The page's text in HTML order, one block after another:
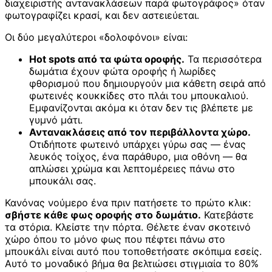
διαχειριστής αντανακλάσεων παρά φωτογράφος» όταν
φωτογραφίζει κρασί, και δεν αστειεύεται.
Οι δύο μεγαλύτεροι «δολοφόνοι» είναι:
Hot spots από τα φώτα οροφής. Τα περισσότερα
δωμάτια έχουν φώτα οροφής ή λωρίδες
φθορισμού που δημιουργούν μια κάθετη σειρά από
φωτεινές κουκκίδες στο πλάι του μπουκαλιού.
Εμφανίζονται ακόμα κι όταν δεν τις βλέπετε με
γυμνό μάτι.
Αντανακλάσεις από τον περιβάλλοντα χώρο.
Οτιδήποτε φωτεινό υπάρχει γύρω σας — ένας
λευκός τοίχος, ένα παράθυρο, μια οθόνη — θα
απλώσει χρώμα και λεπτομέρειες πάνω στο
μπουκάλι σας.
Κανόνας νούμερο ένα πριν πατήσετε το πρώτο κλικ:
σβήστε κάθε φως οροφής στο δωμάτιο. Κατεβάστε
τα στόρια. Κλείστε την πόρτα. Θέλετε έναν σκοτεινό
χώρο όπου το μόνο φως που πέφτει πάνω στο
μπουκάλι είναι αυτό που τοποθετήσατε σκόπιμα εσείς.
Αυτό το μοναδικό βήμα θα βελτιώσει στιγμιαία το 80%